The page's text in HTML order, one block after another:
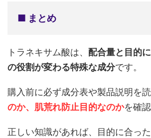
■ まとめ
トラネキサム酸は、 配合量と目的
の役割が変わる特殊な成分です。
購入前に必ず成分表や製品説明を読
のか、肌荒れ防止目的なのかを確
正しい知識があれば、目的に合っ